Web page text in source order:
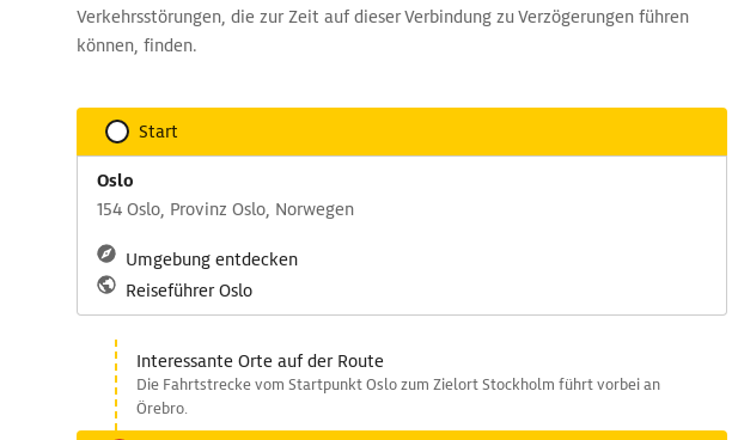
Verkehrsstörungen, die zur Zeit auf dieser Verbindung zu Verzögerungen führen
können, finden.
Start
Oslo
154 Oslo, Provinz Oslo, Norwegen
Umgebung entdecken
Reiseführer Oslo
Interessante Orte auf der Route
Die Fahrtstrecke vom Startpunkt Oslo zum Zielort Stockholm führt vorbei an
Örebro.